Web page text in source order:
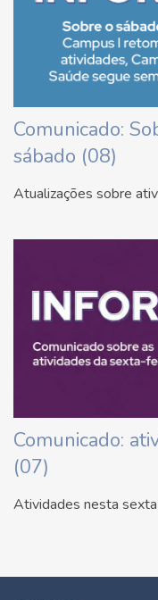
Comunicado:
sábado (08)
Atualizações sobre
Comunicado:
(07)
Atividades nesta